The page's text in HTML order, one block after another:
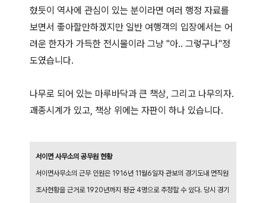
혔듯이 역사에 관심이 있는 분이라면 여러 행정 자료를
보면서 좋아할만하겠지만 일반 여행객의 입장에서는 어
려운 한자가 가득한 전시물이라 그냥 "아.. 그렇구나"정
도였습니다.
나무로 되어 있는 마루바닥과 큰 책상, 그리고 나무의자.
괘종시계가 있고, 책상 위에는 자판이 하나 있습니다.
서이면 사무소의 공무원 현황
서이면사무소의 근무 인원은 1916년 11월6일자 관보의 경기도내 면직원
조사현황을 근거로 1920년까지 평균 4명으로 추정할 수 있다. 당시 경기